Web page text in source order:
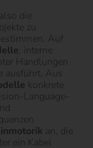
die
zu
Auf
, interne
Handlungen
ausführt. Aus
konkrete
Language-
an, die
ein Kabel